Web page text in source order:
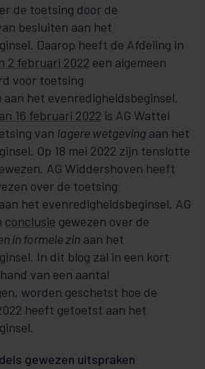
de toetsing door de
besluiten aan het
Daarop heeft de Afdeling in
2 februari 2022 een algemeen
voor toetsing
aan het evenredigheidsbeginsel.
16 februari 2022 is AG Wattel
van lagere wetgeving aan het
Op 18 mei 2022 zijn tenslotte
AG Widdershoven heeft
over de toetsing
aan het evenredigheidsbeginsel. AG
conclusie gewezen over de
in formele zin aan het
In dit blog zal in een kort
van een aantal
worden geschetst hoe de
heeft getoetst aan het
gewezen uitspraken